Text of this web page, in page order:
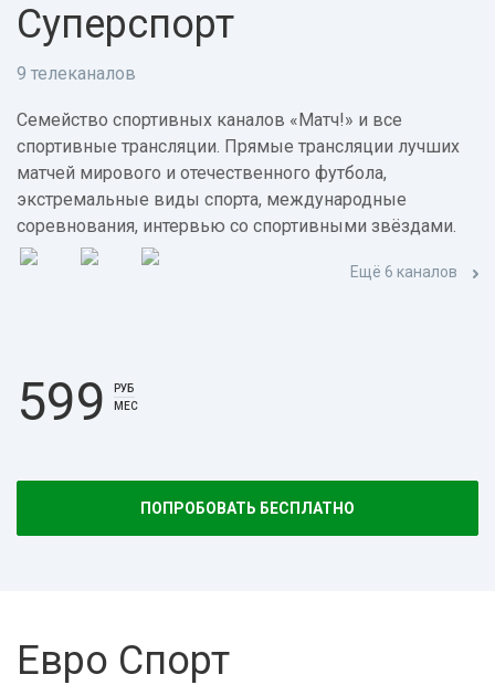
Суперспорт
9 телеканалов
Семейство спортивных каналов «Матч!» и все
спортивные трансляции. Прямые трансляции лучших
матчей мирового и отечественного футбола,
экстремальные виды спорта, международные
соревнования, интервью со спортивными звёздами.
Ещё 6 каналов
599
РУБ
МЕС
ПОПРОБОВАТЬ БЕСПЛАТНО
Евро Спорт